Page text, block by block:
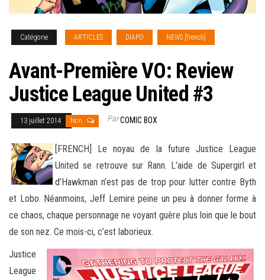
Catégorie ARTICLES DIAPO NEWS [french]
Avant-Première VO: Review
Justice League United #3
13 juillet 2014 Non ParCOMIC BOX
[FRENCH] Le noyau de la future Justice League
United se retrouve sur Rann. L’aide de Supergirl et
d’Hawkman n’est pas de trop pour lutter contre Byth
et Lobo. Néanmoins, Jeff Lemire peine un peu à donner forme à
ce chaos, chaque personnage ne voyant guère plus loin que le bout
de son nez. Ce mois-ci, c’est laborieux.
Justice
League